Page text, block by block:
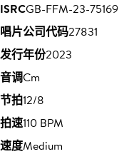
ISRCGB-FFM-23-75169
唱片公司代码27831
发行年份2023
音调Cm
节拍12/8
拍速110 BPM
速度Medium